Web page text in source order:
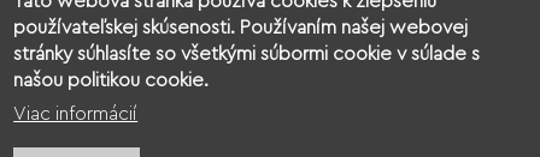
používateľskej skúsenosti. Používaním našej webovej
stránky súhlasíte so všetkými súbormi cookie v súlade s
našou politikou cookie.
Viac informácií